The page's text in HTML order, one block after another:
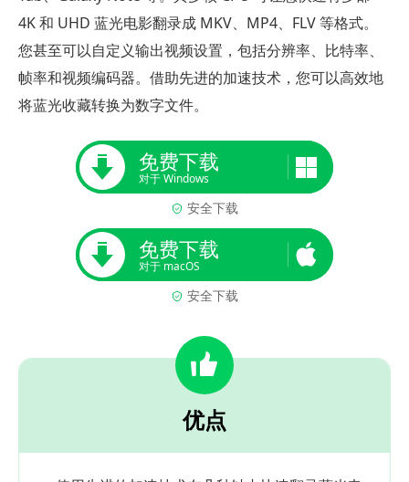
4K 和 UHD 蓝光电影翻录成 MKV、MP4、FLV 等格式。
您甚至可以自定义输出视频设置，包括分辨率、比特率、
帧率和视频编码器。借助先进的加速技术，您可以高效地
将蓝光收藏转换为数字文件。
免费下载
对于 Windows
安全下载
免费下载
对于 macOS
安全下载
优点